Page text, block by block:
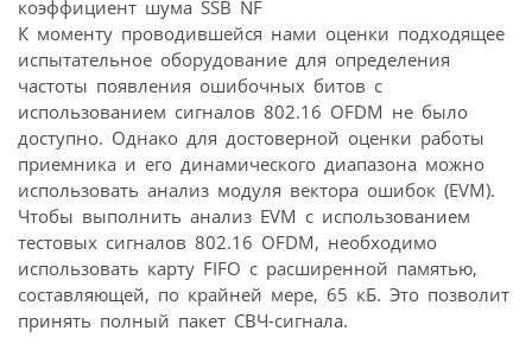
К моменту проводившейся нами оценки подходящее
испытательное оборудование для определения
частоты появления ошибочных битов с
использованием сигналов 802.16 OFDM не было
доступно. Однако для достоверной оценки работы
приемника и его динамического диапазона можно
использовать анализ модуля вектора ошибок (EVM).
Чтобы выполнить анализ EVM с использованием
тестовых сигналов 802.16 OFDM, необходимо
использовать карту FIFO с расширенной памятью,
составляющей, по крайней мере, 65 кБ. Это позволит
принять полный пакет СВЧ-сигнала.